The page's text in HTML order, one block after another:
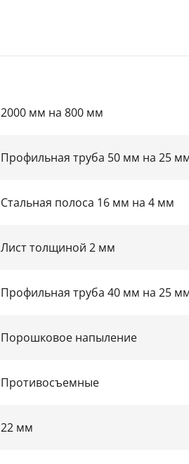
2000 мм на 800 мм
Профильная труба 50 мм на 25
Стальная полоса 16 мм на 4 мм
Лист толщиной 2 мм
Профильная труба 40 мм на 25
Порошковое напыление
Противосъемные
22 мм